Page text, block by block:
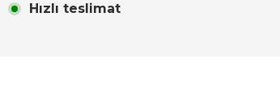
Hızlı teslimat